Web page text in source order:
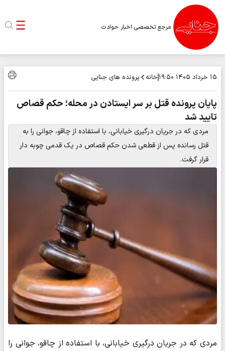
مرجع تخصصی اخبار حوادث
۱۵ خرداد ۱۴۰۵ ۱۹:۵۰ خانه پرونده های جنایی
پایان پرونده قتل بر سر ایستادن در محله؛ حکم قصاص
تایید شد
مردی که در جریان درگیری خیابانی، با استفاده از چاقو، جوانی را به
قتل رسانده پس از قطعی شدن حکم قصاص در یک قدمی چوبه دار
قرار گرفت.
مردی که در جریان درگیری خیابانی، با استفاده از چاقو، جوانی را